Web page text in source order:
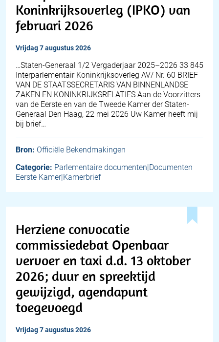
Koninkrijksoverleg (IPKO) van
februari 2026
vrijdag 7 augustus 2026
…Staten-Generaal 1/2 Vergaderjaar 2025–2026 33 845
Interparlementair Koninkrijksoverleg AV/ Nr. 60 BRIEF
VAN DE STAATSSECRETARIS VAN BINNENLANDSE
ZAKEN EN KONINKRIJKSRELATIES Aan de Voorzitters
van de Eerste en van de Tweede Kamer der Staten-
Generaal Den Haag, 22 mei 2026 Uw Kamer heeft mij
bij brief…
Bron: Officiële Bekendmakingen
Categorie: Parlementaire documenten|Documenten
Eerste Kamer|Kamerbrief
Herziene convocatie
commissiedebat Openbaar
vervoer en taxi d.d. 13 oktober
2026; duur en spreektijd
gewijzigd, agendapunt
toegevoegd
vrijdag 7 augustus 2026